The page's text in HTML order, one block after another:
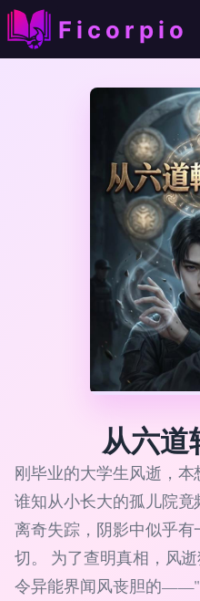
Ficorpio
从六道
刚毕业的大学生风逝，本
谁知从小长大的孤儿院
离奇失踪，阴影中似乎
切。 为了查明真相，风
令异能界闻风丧胆的